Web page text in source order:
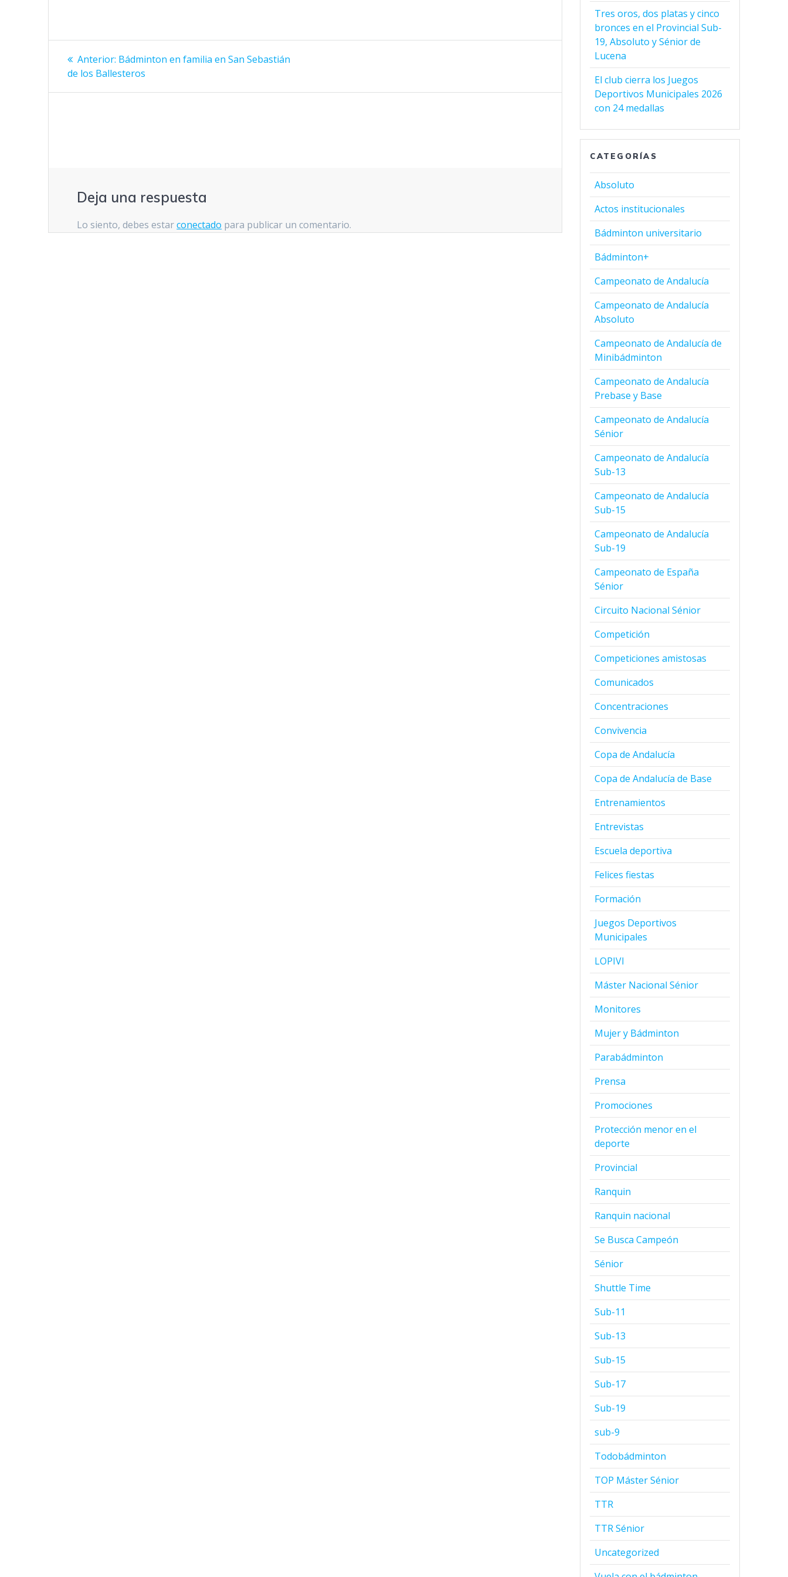
Navegación
de
Anterior: Entrada
anterior:
Bádminton en familia en San Sebastián
de los Ballesteros
Deja una respuesta
Lo siento, debes estarconectado para publicar un comentario.
Tres oros, dos platas y cinco
bronces en el Provincial Sub-
19, Absoluto y Sénior de
Lucena
El club cierra los Juegos
Deportivos Municipales 2026
con 24 medallas
CATEGORÍAS
Absoluto
Actos institucionales
Bádminton universitario
Bádminton+
Campeonato de Andalucía
Campeonato de Andalucía
Absoluto
Campeonato de Andalucía de
Minibádminton
Campeonato de Andalucía
Prebase y Base
Campeonato de Andalucía
Sénior
Campeonato de Andalucía
Sub-13
Campeonato de Andalucía
Sub-15
Campeonato de Andalucía
Sub-19
Campeonato de España
Sénior
Circuito Nacional Sénior
Competición
Competiciones amistosas
Comunicados
Concentraciones
Convivencia
Copa de Andalucía
Copa de Andalucía de Base
Entrenamientos
Entrevistas
Escuela deportiva
Felices fiestas
Formación
Juegos Deportivos
Municipales
LOPIVI
Máster Nacional Sénior
Monitores
Mujer y Bádminton
Parabádminton
Prensa
Promociones
Protección menor en el
deporte
Provincial
Ranquin
Ranquin nacional
Se Busca Campeón
Sénior
Shuttle Time
Sub-11
Sub-13
Sub-15
Sub-17
Sub-19
sub-9
Todobádminton
TOP Máster Sénior
TTR
TTR Sénior
Uncategorized